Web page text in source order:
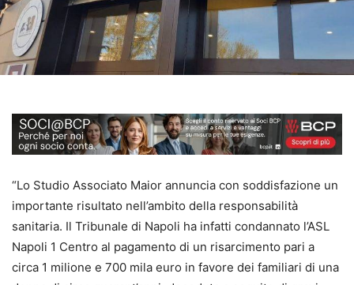
“Lo Studio Associato Maior annuncia con soddisfazione un
importante risultato nell’ambito della responsabilità
sanitaria. Il Tribunale di Napoli ha infatti condannato l’ASL
Napoli 1 Centro al pagamento di un risarcimento pari a
circa 1 milione e 700 mila euro in favore dei familiari di una